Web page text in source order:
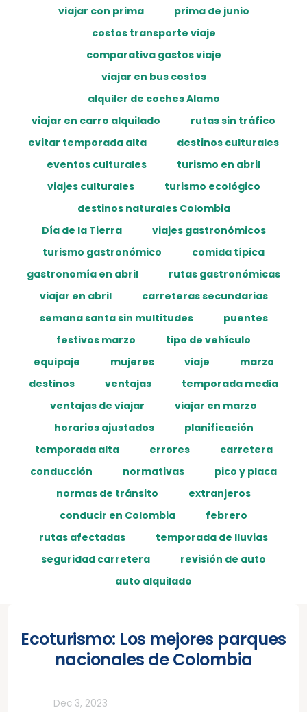
viajar con prima
prima de junio
costos transporte viaje
comparativa gastos viaje
viajar en bus costos
alquiler de coches Alamo
viajar en carro alquilado
rutas sin tráfico
evitar temporada alta
destinos culturales
eventos culturales
turismo en abril
viajes culturales
turismo ecológico
destinos naturales Colombia
Día de la Tierra
viajes gastronómicos
turismo gastronómico
comida típica
gastronomía en abril
rutas gastronómicas
viajar en abril
carreteras secundarias
semana santa sin multitudes
puentes
festivos marzo
tipo de vehículo
equipaje
mujeres viaje
marzo
destinos
ventajas
temporada media
ventajas de viajar
viajar en marzo
horarios ajustados
planificación
temporada alta
errores
carretera
conducción
normativas
pico y placa
normas de tránsito
extranjeros
conducir en Colombia
febrero
rutas afectadas
temporada de lluvias
seguridad carretera
revisión de auto
auto alquilado
Ecoturismo: Los mejores parques
nacionales de Colombia
Dec 3, 2023